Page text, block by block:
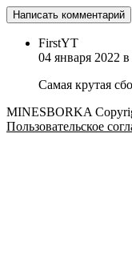
FirstYT
04 января 2022
Самая крутая
MINESBORKA
Пользовательское